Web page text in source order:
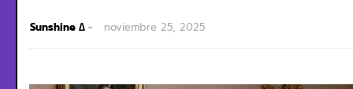
Sunshine ∆ noviembre 25, 2025